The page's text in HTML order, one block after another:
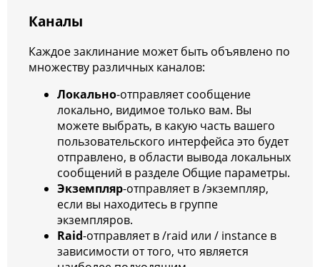
Каналы
Каждое заклинание может быть объявлено по
множеству различных каналов:
Локально-отправляет сообщение
локально, видимое только вам. Вы
можете выбрать, в какую часть вашего
пользовательского интерфейса это будет
отправлено, в области вывода локальных
сообщений в разделе Общие параметры.
Экземпляр-отправляет в /экземпляр,
если вы находитесь в группе
экземпляров.
Raid-отправляет в /raid или / instance в
зависимости от того, что является